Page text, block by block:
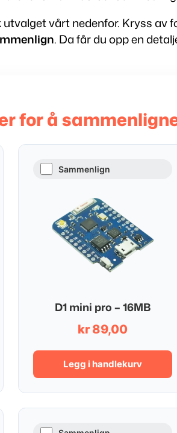
vårt nedenfor. Kryss av
. Da får du opp en
for å
Sammenlign
D1 mini pro – 16MB
kr 89,00
Legg i handlekurv